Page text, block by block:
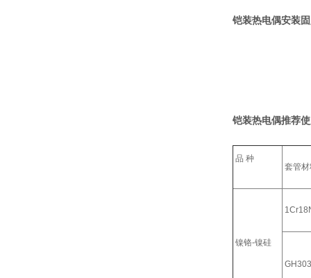
铠装热电偶安装
铠装热电偶推荐
品 种
套管材
镍铬-镍硅